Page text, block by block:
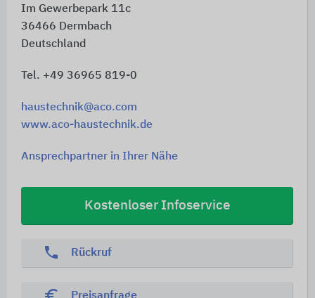
Im Gewerbepark 11c
36466 Dermbach
Deutschland
Tel. +49 36965 819-0
haustechnik@aco.com
www.aco-haustechnik.de
Ansprechpartner in Ihrer Nähe
Kostenloser Infoservice
phone Rückruf